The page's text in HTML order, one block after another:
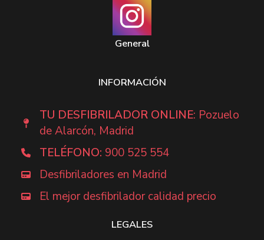
General
INFORMACIÓN
TU DESFIBRILADOR ONLINE: Pozuelo
de Alarcón, Madrid
TELÉFONO: 900 525 554
Desfibriladores en Madrid
El mejor desfibrilador calidad precio
LEGALES